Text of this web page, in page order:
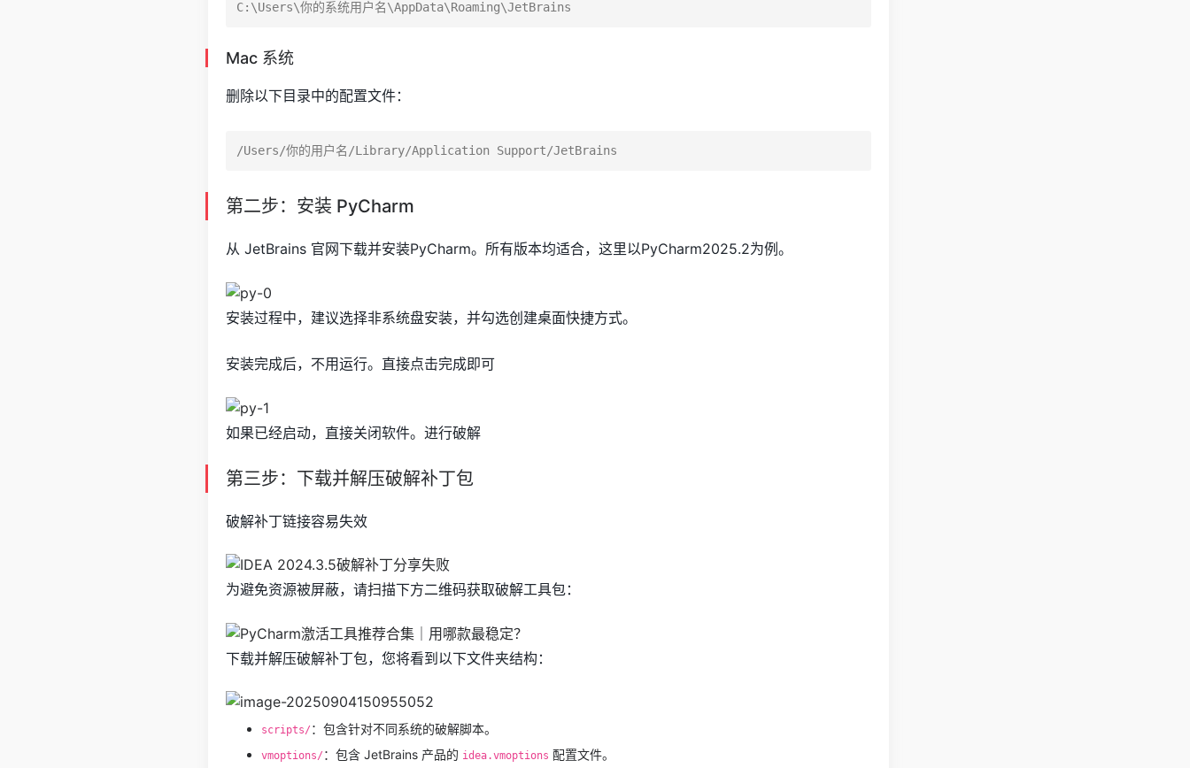
Mac 系统
删除以下目录中的配置文件：
第二步：安装 PyCharm
从 JetBrains 官网下载并安装PyCharm。所有版本均适合，这里以PyCharm2025.2为例。
安装过程中，建议选择非系统盘安装，并勾选创建桌面快捷方式。
安装完成后，不用运行。直接点击完成即可
如果已经启动，直接关闭软件。进行破解
第三步：下载并解压破解补丁包
破解补丁链接容易失效
为避免资源被屏蔽，请扫描下方二维码获取破解工具包：
下载并解压破解补丁包，您将看到以下文件夹结构：
scripts/ ：包含针对不同系统的破解脚本。
vmoptions/ ：包含 JetBrains 产品的 idea.vmoptions 配置文件。